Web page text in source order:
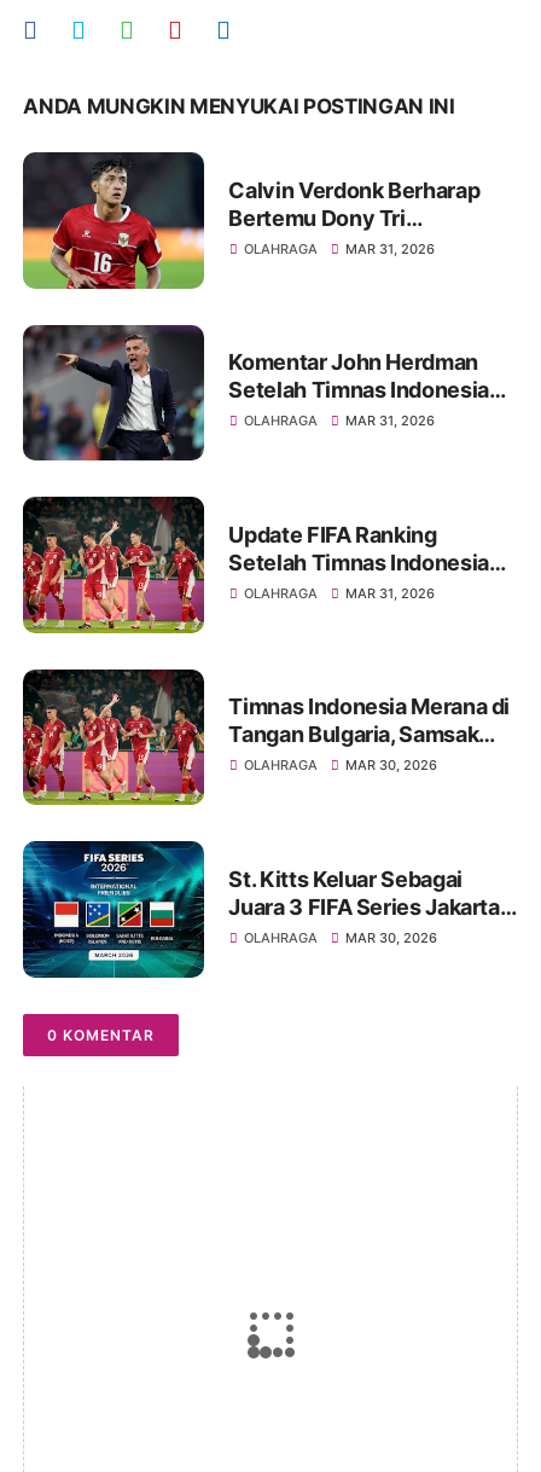
ANDA MUNGKIN MENYUKAI POSTINGAN INI
Calvin Verdonk Berharap
Bertemu Dony Tri
Pamungkas di Eropa
OLAHRAGA MAR 31, 2026
Komentar John Herdman
Setelah Timnas Indonesia
Kalah Tipis dari Bulgaria
OLAHRAGA MAR 31, 2026
Update FIFA Ranking
Setelah Timnas Indonesia
Kalah Dari Bulgaria
OLAHRAGA MAR 31, 2026
Timnas Indonesia Merana di
Tangan Bulgaria, Samsak
Tinju Eropa Menang Tipis
OLAHRAGA MAR 30, 2026
St. Kitts Keluar Sebagai
Juara 3 FIFA Series Jakarta
2026
OLAHRAGA MAR 30, 2026
0 KOMENTAR